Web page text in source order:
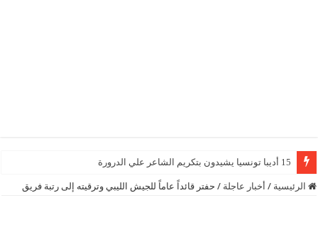
15 أديبا تونسيا يشيدون بتكريم الشاعر علي الدرورة
الرئيسية / أخبار عاجلة / حفتر قائداً عاماً للجيش الليبي وترقيته إلى رتبة فريق